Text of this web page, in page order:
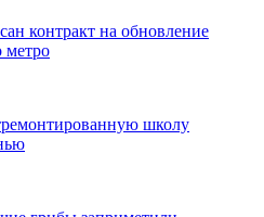
контракт на обновление
метро
школу